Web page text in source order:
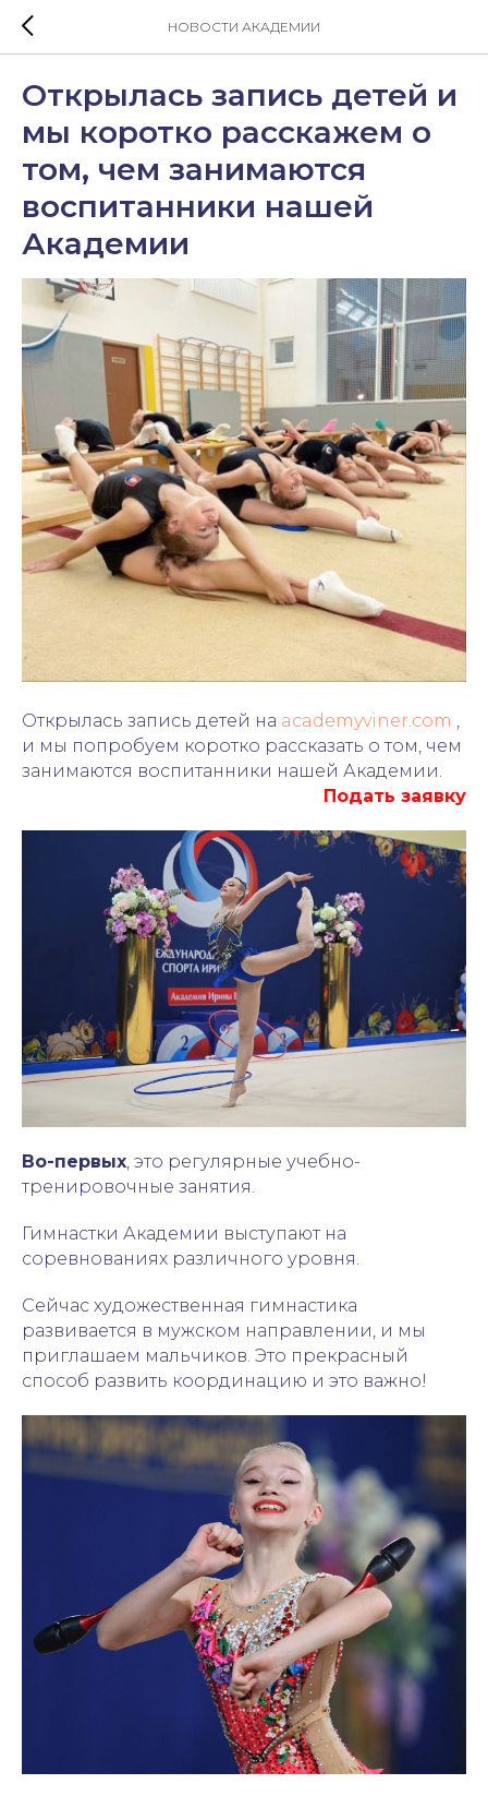
НОВОСТИ АКАДЕМИИ
Открылась запись детей и
мы коротко расскажем о
том, чем занимаются
воспитанники нашей
Академии
Открылась запись детей на academyviner.com ,
и мы попробуем коротко рассказать о том, чем
занимаются воспитанники нашей Академии.
Подать заявку
Во-первых, это регулярные учебно-
тренировочные занятия.
Гимнастки Академии выступают на
соревнованиях различного уровня.
Сейчас художественная гимнастика
развивается в мужском направлении, и мы
приглашаем мальчиков. Это прекрасный
способ развить координацию и это важно!